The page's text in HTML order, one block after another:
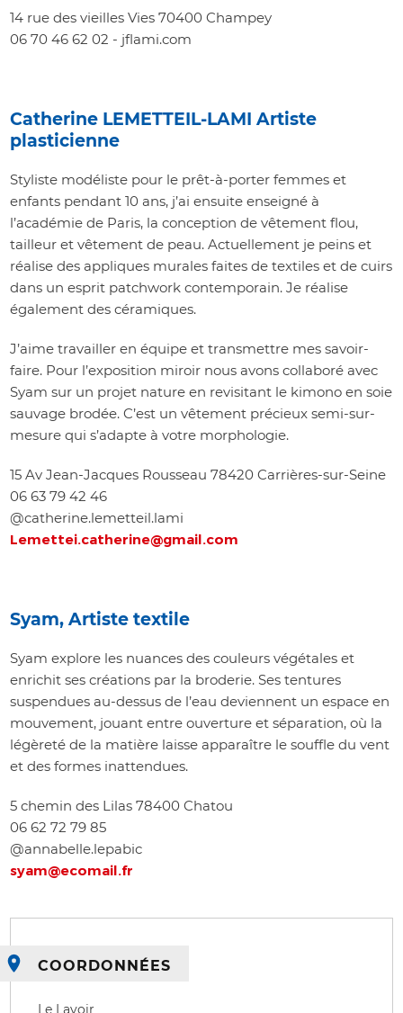
14 rue des vieilles Vies 70400 Champey
06 70 46 62 02 - jflami.com
Catherine LEMETTEIL-LAMI Artiste
plasticienne
Styliste modéliste pour le prêt-à-porter femmes et
enfants pendant 10 ans, j’ai ensuite enseigné à
l’académie de Paris, la conception de vêtement flou,
tailleur et vêtement de peau. Actuellement je peins et
réalise des appliques murales faites de textiles et de cuirs
dans un esprit patchwork contemporain. Je réalise
également des céramiques.
J’aime travailler en équipe et transmettre mes savoir-
faire. Pour l’exposition miroir nous avons collaboré avec
Syam sur un projet nature en revisitant le kimono en soie
sauvage brodée. C’est un vêtement précieux semi-sur-
mesure qui s’adapte à votre morphologie.
15 Av Jean-Jacques Rousseau 78420 Carrières-sur-Seine
06 63 79 42 46
@catherine.lemetteil.lami
Lemettei.catherine@gmail.com
Syam, Artiste textile
Syam explore les nuances des couleurs végétales et
enrichit ses créations par la broderie.Ses tentures
suspendues au-dessus de l’eaudeviennent un espace en
mouvement, jouant entre ouverture et séparation, où la
légèreté de la matière laisse apparaître le souffle du vent
et des formes inattendues.
5 chemin des Lilas 78400 Chatou
06 62 72 79 85
@annabelle.lepabic
syam@ecomail.fr
COORDONNÉES
Le Lavoir